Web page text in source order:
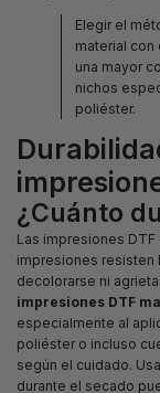
Elegir el
material con
una mayor
nichos
poliéster.
¿Cuánto
Las impresiones
impresiones resisten
decolorarse ni
impresiones DTF
especialmente al
poliéster o incluso
según el cuidado.
durante el secado